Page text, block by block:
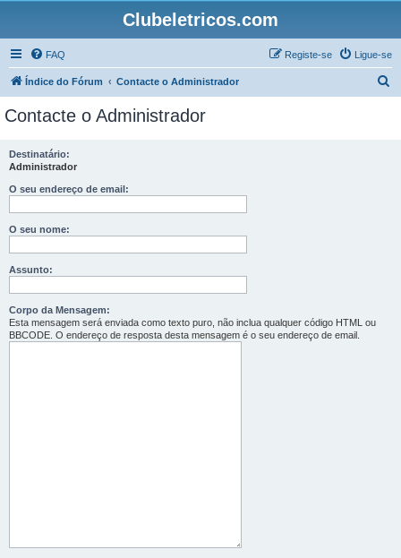
Clubeletricos.com
FAQ Ligue-se
Registe-se
Índice do Fórum Contacte o Administrador
Contacte o Administrador
Destinatário:
Administrador
O seu endereço de email:
O seu nome:
Assunto:
Corpo da Mensagem:
Esta mensagem será enviada como texto puro, não inclua qualquer código HTML ou
BBCODE. O endereço de resposta desta mensagem é o seu endereço de email.